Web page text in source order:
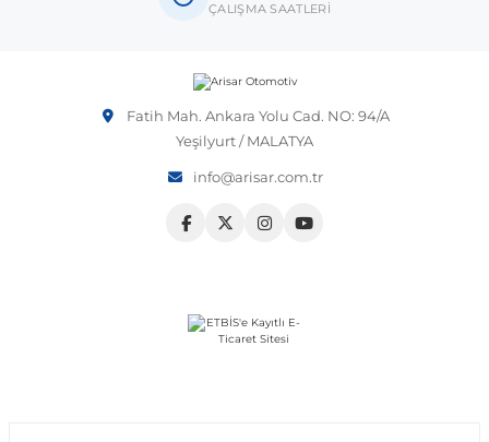
ÇALIŞMA SAATLERİ
Fatih Mah. Ankara Yolu Cad. NO: 94/A
Yeşilyurt / MALATYA
info@arisar.com.tr